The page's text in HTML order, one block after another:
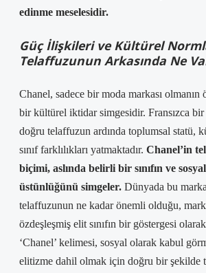
edinme meselesidir.
Güç İlişkileri ve Kültürel
Telaffuzunun Arkasında Ne
Chanel, sadece bir moda markası olmanın
bir kültürel iktidar simgesidir. Fransızca
doğru telaffuzun ardında toplumsal statü,
sınıf farklılıkları yatmaktadır. Chanel’in
biçimi, aslında belirli bir sınıfın ve
üstünlüğünü simgeler. Dünyada bu
telaffuzunun ne kadar önemli olduğu,
özdeşleşmiş elit sınıfın bir göstergesi olarak
‘Chanel’ kelimesi, sosyal olarak kabul
elitizme dahil olmak için doğru bir şekilde